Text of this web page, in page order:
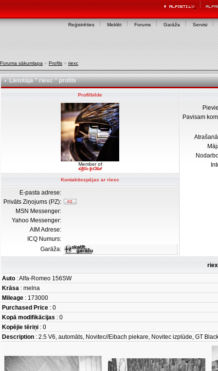
Reģistrēties Meklēt Forums Garāža Servisi
Foruma sākumlapa » Profils » riexc
Lietotāja " riexc " profils
Profilbilde
Member of
Pavisam
Kontaktiespējas ar riexc
E-pasta adrese:
Privāts Ziņojums (PZ):
MSN Messenger:
Yahoo Messenger:
AIM Adrese:
ICQ Numurs:
Garāža:
Auto : Alfa-Romeo 156SW
Krāsa : melna
Mileage : 173000
Purchased Price : 0
Kopā modifikācijas : 0
Kopējie tēriņi : 0
Description : 2.5 V6, automāts, Novitec//Eibach piekare, Novitec izplūde, GT